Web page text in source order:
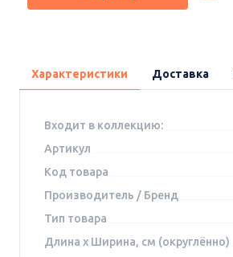
Характеристики Доставка
Входит в коллекцию:
Артикул
Код товара
Производитель / Бренд
Тип товара
Длина x Ширина, см (округлённо)